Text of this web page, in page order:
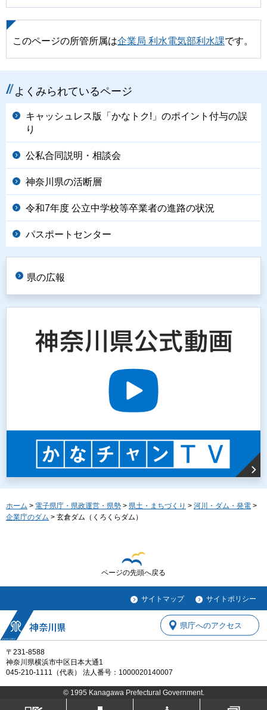
このページの所管所属は企業局 利水電気部利水課です。
よくみられているページ
キャッシュレス版「かなトク!」のポイント付与の誤
り
公私合同説明・相談会
神奈川県の活断層
令和7年度 公立中学校等卒業者の進路の状況
パスポートセンター
県の広報
ホーム > 電子県庁・県政運営・県勢 > 県土・まちづくり > 河川・ダム・発電 >
企業庁のダム > 玄倉ダム（くろくらダム）
ページの先頭へ戻る
サイトマップ サイトポリシー
〒231-8588
神奈川県横浜市中区日本大通1
045-210-1111（代表） 法人番号：1000020140007
県庁へのアクセス
© 1995 Kanagawa Prefectural Government.